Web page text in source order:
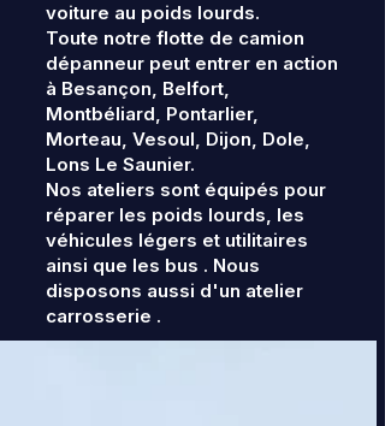
voiture au poids lourds.
Toute notre flotte de camion
dépanneur peut entrer en action
à Besançon, Belfort,
Montbéliard, Pontarlier,
Morteau, Vesoul, Dijon, Dole,
Lons Le Saunier.
Nos ateliers sont équipés pour
réparer les poids lourds, les
véhicules légers et utilitaires
ainsi que les bus . Nous
disposons aussi d'un atelier
carrosserie .